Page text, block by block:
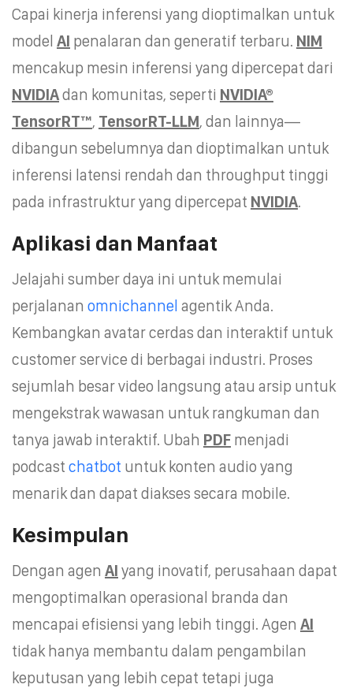
Capai kinerja inferensi yang dioptimalkan untuk
model AI penalaran dan generatif terbaru. NIM
mencakup mesin inferensi yang dipercepat dari
NVIDIAdan komunitas, seperti NVIDIA®
TensorRT™, TensorRT-LLM, dan lainnya—
dibangun sebelumnya dan dioptimalkan untuk
inferensi latensi rendah dan throughput tinggi
pada infrastruktur yang dipercepat NVIDIA.
Aplikasi dan Manfaat
Jelajahi sumber daya ini untuk memulai
perjalanan omnichannel agentik Anda.
Kembangkan avatar cerdas dan interaktif untuk
customer service di berbagai industri. Proses
sejumlah besar video langsung atau arsip untuk
mengekstrak wawasan untuk rangkuman dan
tanya jawab interaktif. Ubah PDF menjadi
podcast chatbot untuk konten audio yang
menarik dan dapat diakses secara mobile.
Kesimpulan
Dengan agen AI yang inovatif, perusahaan dapat
mengoptimalkan operasional branda dan
mencapai efisiensi yang lebih tinggi. Agen AI
tidak hanya membantu dalam pengambilan
keputusan yang lebih cepat tetapi juga